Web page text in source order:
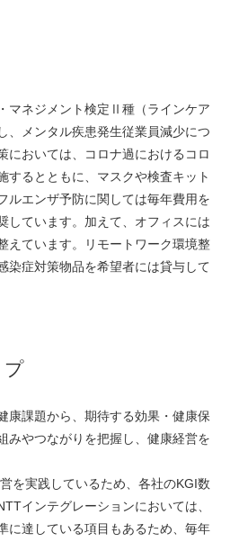
マネジメント検定Ⅱ種（ラインケア
、メンタル疾患発生従業員減少につ
においては、コロナ過におけるコロ
するとともに、マスクや検査キット
ルエンザ予防に関しては毎年費用を
しています。加えて、オフィスには
えています。リモートワーク環境整
染症対策物品を希望者には貸与して
プ
康課題から、期待する効果・健康保
みやつながりを把握し、健康経営を
を実践しているため、各社のKGI数
インテグレーションにおいては、
に達している項目もあるため、毎年